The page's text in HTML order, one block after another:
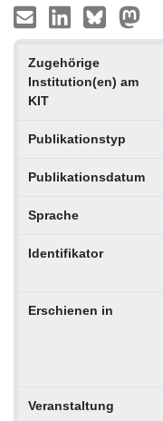
Zugehörige
Institution(en) am
KIT
Publikationstyp
Publikationsdatum
Sprache
Identifikator
Erschienen in
Veranstaltung